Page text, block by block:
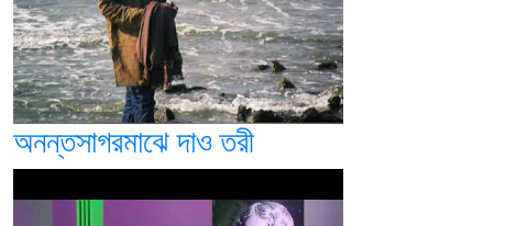
অনন্তসাগরমাঝে দাও তরী